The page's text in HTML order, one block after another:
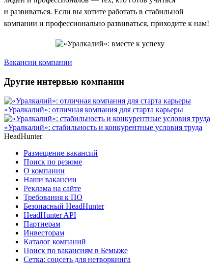
и развиваться. Если вы хотите работать в стабильной
компании и профессионально развиваться, приходите к нам!
Вакансии компании
Другие интервью компании
«Уралкалий»: отличная компания для старта карьеры
«Уралкалий»: стабильность и конкурентные условия труда
HeadHunter
Размещение вакансий
Поиск по резюме
О компании
Наши вакансии
Реклама на сайте
Требования к ПО
Безопасный HeadHunter
HeadHunter API
Партнерам
Инвесторам
Каталог компаний
Поиск по вакансиям в Бемыже
Сетка: соцсеть для нетворкинга